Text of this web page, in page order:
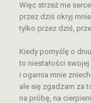
Więc strzeż me
przez dziś okryj
tylko przez dziś,
Kiedy pomyślę o
to niestałości swojej
i ogarnia mnie
ale się zgadzam za
na próbę, na